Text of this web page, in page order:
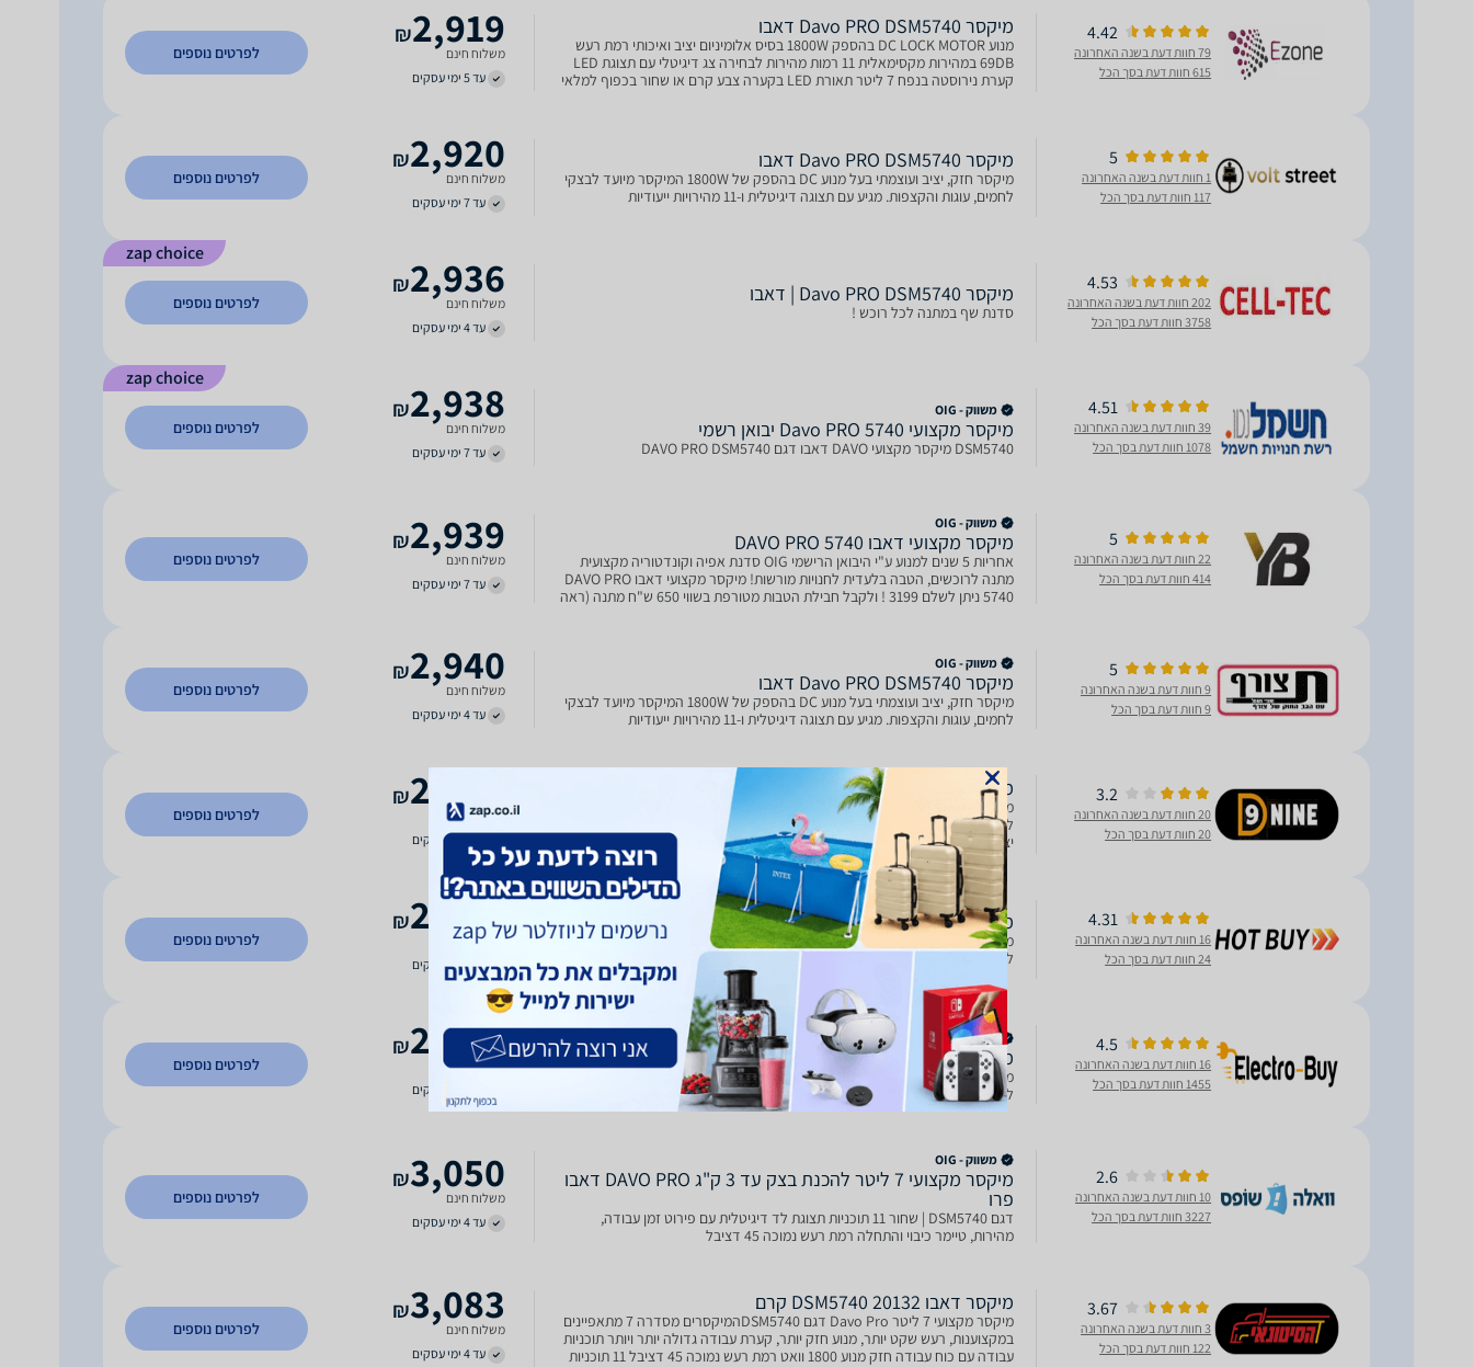
4.42
79 חוות דעת בשנה האחרונה
615 חוות דעת בסך הכל
‏מיקסר Davo PRO DSM5740 דאבו
מנוע DC LOCK MOTOR בהספק 1800W בסיס אלומיניום יציב ואיכותי רמת רעש
69DB במהירות מקסימאלית 11 רמות מהירות לבחירה צג דיגיטלי עם תצוגת LED
קערת נירוסטה בנפח 7 ליטר תאורת LED בקערה צבע קרם או שחור בכפוף למלאי
2,919
₪
משלוח חינם
עד 5 ימי עסקים
לפרטים נוספים
5
1 חוות דעת בשנה האחרונה
117 חוות דעת בסך הכל
‏מיקסר Davo PRO DSM5740 דאבו
מיקסר חזק, יציב ועוצמתי בעל מנוע DC בהספק של 1800W המיקסר מיועד לבצקי
לחמים, עוגות והקצפות. מגיע עם תצוגה דיגיטלית ו-11 מהירויות ייעודיות
2,920
₪
משלוח חינם
עד 7 ימי עסקים
לפרטים נוספים
zap choice
4.53
202 חוות דעת בשנה האחרונה
3758 חוות דעת בסך הכל
‏מיקסר Davo PRO DSM5740 | דאבו
סדנת שף במתנה לכל רוכש !
2,936
₪
משלוח חינם
עד 4 ימי עסקים
לפרטים נוספים
zap choice
4.51
39 חוות דעת בשנה האחרונה
1078 חוות דעת בסך הכל
משווק - OIG
מיקסר מקצועי Davo PRO 5740 יבואן רשמי
DSM5740 מיקסר מקצועי DAVO דאבו דגם DAVO PRO DSM5740
2,938
₪
משלוח חינם
עד 7 ימי עסקים
לפרטים נוספים
5
22 חוות דעת בשנה האחרונה
414 חוות דעת בסך הכל
משווק - OIG
מיקסר מקצועי דאבו DAVO PRO 5740
אחריות 5 שנים למנוע ע"י היבואן הרישמי OIG סדנת אפיה וקונדטוריה מקצועית
מתנה לרוכשים, הטבה בלעדית לחנויות מורשות! מיקסר מקצועי דאבו DAVO PRO
5740 ניתן לשלם 3199 ! ולקבל חבילת הטבות מטורפת בשווי 650 ש"ח מתנה (ראה
2,939
₪
משלוח חינם
עד 7 ימי עסקים
לפרטים נוספים
5
9 חוות דעת בשנה האחרונה
9 חוות דעת בסך הכל
משווק - OIG
מיקסר Davo PRO DSM5740 דאבו
מיקסר חזק, יציב ועוצמתי בעל מנוע DC בהספק של 1800W המיקסר מיועד לבצקי
לחמים, עוגות והקצפות. מגיע עם תצוגה דיגיטלית ו-11 מהירויות ייעודיות
2,940
₪
משלוח חינם
עד 4 ימי עסקים
לפרטים נוספים
3.2
20 חוות דעת בשנה האחרונה
20 חוות דעת בסך הכל
‏מיקסר Davo PRO DSM5740 דאבו
יציב ועוצמתי בעל מנוע DC בהספק של 1800W המיקסר מיועד לבצקי לחמים, עוגות
והקצפות מגיע עם תצוגה דיגיטלית ו-
2,949
₪
משלוח חינם
לפרטים נוספים
4.31
16 חוות דעת בשנה האחרונה
24 חוות דעת בסך הכל
‏מיקסר Davo PRO DSM5740 דאבו
מיקסר חזק, יציב ועוצמתי בעל מנוע DC בהספק של 1800W המיקסר מיועד לבצקי
לחמים, עוגות והקצפות. מגיע עם תצוגה דיגיטלית ו-11 מהירויות ייעודיות
2,984
₪
משלוח חינם
עד 7 ימי עסקים
לפרטים נוספים
4.5
16 חוות דעת בשנה האחרונה
1455 חוות דעת בסך הכל
משווק - OIG
מיקסר מקצועי 1800 וואט DAVO PRO DSM5740 קרם
מיקסר חזק, יציב ועוצמתי בעל מנוע DC בהספק של 1800W המיקסר מיועד לבצקי
לחמים, עוגות והקצפות. מגיע עם תצוגה דיגיטלית ו-11 מהירויות ייעודיות לתוכנית
2,990
₪
משלוח חינם
לפרטים נוספים
2.6
10 חוות דעת בשנה האחרונה
3227 חוות דעת בסך הכל
משווק - OIG
מיקסר מקצועי 7 ליטר להכנת בצק עד 3 ק"ג DAVO PRO דאבו
פרו
דגם DSM5740 | שחור 11 תוכניות תצוגת לד דיגיטלית עם פירוט זמן עבודה,
מהירות, טיימר כיבוי והתחלה רמת רעש נמוכה 45 דציבל
3,050
₪
משלוח חינם
עד 4 ימי עסקים
לפרטים נוספים
3.67
3 חוות דעת בשנה האחרונה
122 חוות דעת בסך הכל
מיקסר דאבו DSM5740 20132 קרם
מיקסר מקצועי 7 ליטר Davo Pro דגם DSM5740המיקסרים מסדרה 7 מתאפיינים
במקצוענות, רעש שקט יותר, מנוע חזק יותר, קערת עבודה גדולה יותר ויותר תוכניות
עבודה עם כוח עבודה חזק מנוע 1800 וואט רמת רעש נמוכה 45 דציבל 11 תוכניות
3,083
₪
משלוח חינם
עד 4 ימי עסקים
לפרטים נוספים